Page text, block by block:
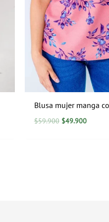
Blusa mujer manga
$59.900 $49.900